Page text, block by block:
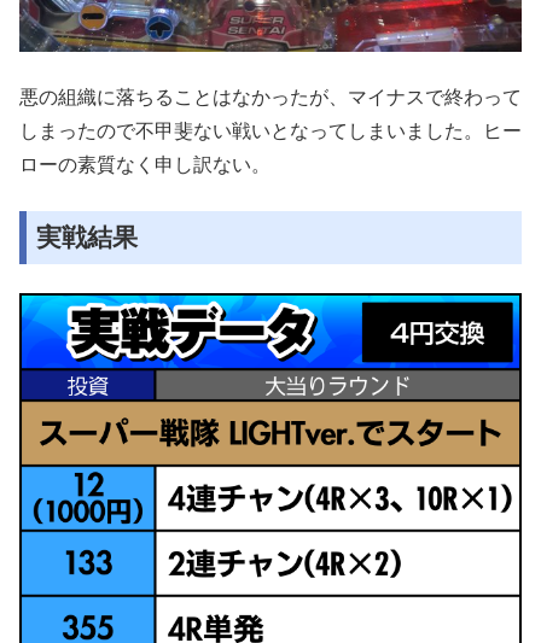
悪の組織に落ちることはなかったが、マイナスで終わって
しまったので不甲斐ない戦いとなってしまいました。ヒー
ローの素質なく申し訳ない。
実戦結果